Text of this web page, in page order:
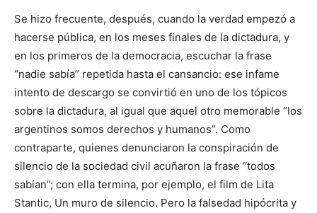
Se hizo frecuente, después, cuando la verdad empezó a
hacerse pública, en los meses finales de la dictadura, y
en los primeros de la democracia, escuchar la frase
“nadie sabía” repetida hasta el cansancio: ese infame
intento de descargo se convirtió en uno de los tópicos
sobre la dictadura, al igual que aquel otro memorable “los
argentinos somos derechos y humanos”. Como
contraparte, quienes denunciaron la conspiración de
silencio de la sociedad civil acuñaron la frase “todos
sabían”; con ella termina, por ejemplo, el film de Lita
Stantic, Un muro de silencio. Pero la falsedad hipócrita y